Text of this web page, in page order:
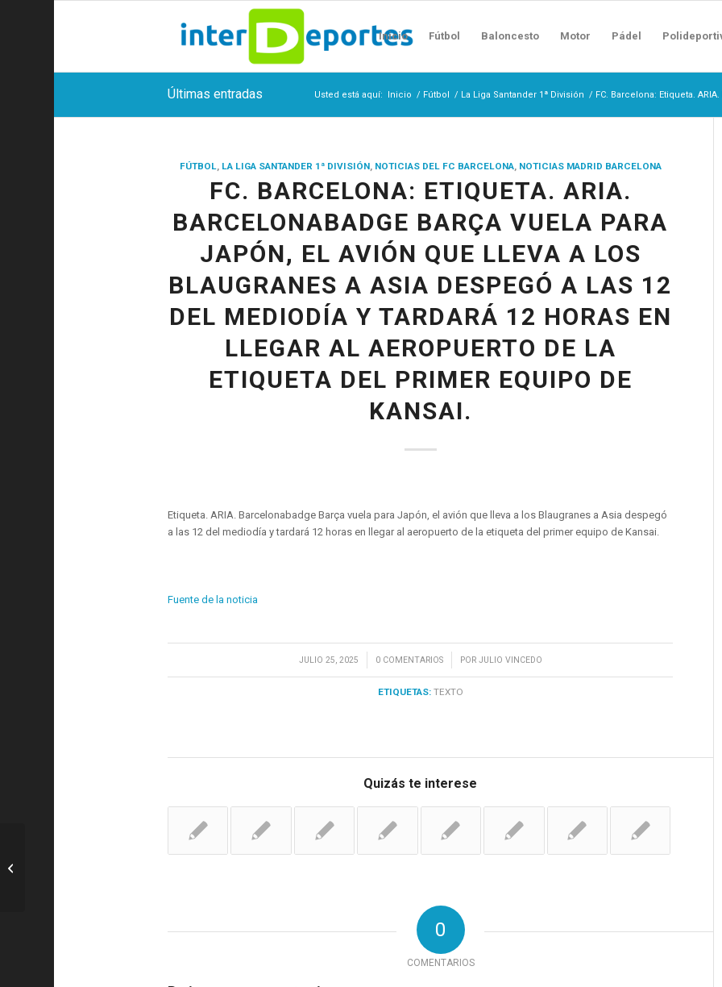
Inicio Fútbol Baloncesto Motor Pádel
Últimas entradas Usted está aquí: Inicio / Fútbol / La Liga Santander 1ª División / FC. Barcelona: Etiqueta.
FÚTBOL, LA LIGA SANTANDER 1ª DIVISIÓN, NOTICIAS DEL FC BARCELONA, NOTICIAS MADRID BARCELONA
FC. BARCELONA: ETIQUETA. ARIA.
BARCELONABADGE BARÇA VUELA PARA
JAPÓN, EL AVIÓN QUE LLEVA A LOS
BLAUGRANES A ASIA DESPEGÓ A LAS 12
DEL MEDIODÍA Y TARDARÁ 12 HORAS EN
LLEGAR AL AEROPUERTO DE LA
ETIQUETA DEL PRIMER EQUIPO DE
KANSAI.
Etiqueta. ARIA. Barcelonabadge Barça vuela para Japón, el avión que lleva a los Blaugranes a Asia despegó
a las 12 del mediodía y tardará 12 horas en llegar al aeropuerto de la etiqueta del primer equipo de Kansai.
Fuente de la noticia
JULIO 25, 2025
/ 0 COMENTARIOS
/ POR JULIO VINCEDO
ETIQUETAS: TEXTO
Quizás te interese
0
COMENTARIOS